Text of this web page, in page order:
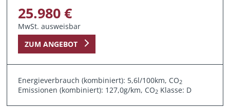
25.980 €
MwSt. ausweisbar
ZUM ANGEBOT
Energieverbrauch (kombiniert): 5,6l/100km, CO2
Emissionen (kombiniert): 127,0g/km, CO2 Klasse: D